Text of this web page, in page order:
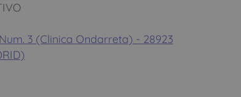
3 (Clinica Ondarreta) - 28923